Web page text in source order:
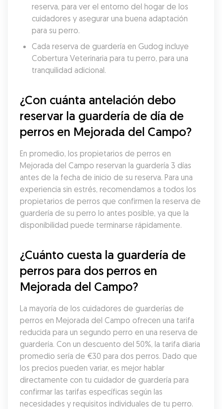
reserva, para ver el entorno del hogar de los
cuidadores y asegurar una buena adaptación
para su perro.
Cada reserva de guardería en Gudog incluye
Cobertura Veterinaria para tu perro, para una
tranquilidad adicional.
¿Con cuánta antelación debo
reservar la guardería de día de
perros en Mejorada del Campo?
En promedio, los propietarios de perros en
Mejorada del Campo reservan la guardería 3 días
antes de la fecha de inicio de su reserva. Para una
experiencia sin estrés, recomendamos a todos los
propietarios de perros que confirmen la reserva de
guardería de su perro lo antes posible, ya que la
disponibilidad puede terminarse rápidamente.
¿Cuánto cuesta la guardería de
perros para dos perros en
Mejorada del Campo?
La mayoría de los cuidadores de guarderías de
perros en Mejorada del Campo ofrecen una tarifa
reducida para un segundo perro en una reserva de
guardería. Con un descuento del 50%, la tarifa diaria
promedio sería de €30 para dos perros. Dado que
los precios pueden variar, es mejor hablar
directamente con tu cuidador de guardería para
confirmar las tarifas específicas según las
necesidades y requisitos individuales de tu perro.